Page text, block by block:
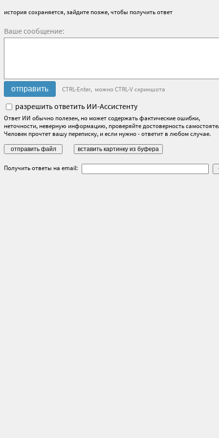
история сохраняется, зайдите позже, чтобы получить ответ
Ваше сообщение:
CTRL-Enter, можно CTRL-V скриншота
разрешить ответить ИИ-Ассистенту
Ответ ИИ обычно полезен, но может содержать фактические ошибки,
неточности, неверную информацию, проверяйте достоверность
Человек прочтет вашу переписку, и если нужно - ответит в любом случае.
Получить ответы на email: